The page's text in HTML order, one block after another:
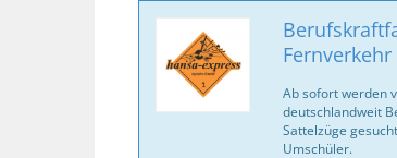
Fernverkehr
Ab sofort werden
deutschlandweit
Sattelzüge
Umschüler.